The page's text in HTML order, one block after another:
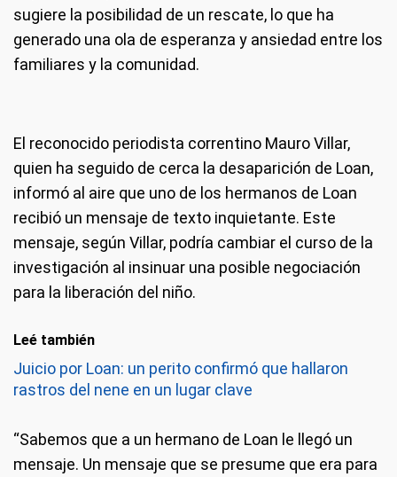
sugiere la posibilidad de un rescate, lo que ha
generado una ola de esperanza y ansiedad entre los
familiares y la comunidad.
El reconocido periodista correntino Mauro Villar,
quien ha seguido de cerca la desaparición de Loan,
informó al aire que uno de los hermanos de Loan
recibió un mensaje de texto inquietante. Este
mensaje, según Villar, podría cambiar el curso de la
investigación al insinuar una posible negociación
para la liberación del niño.
Leé también
Juicio por Loan: un perito confirmó que hallaron
rastros del nene en un lugar clave
“Sabemos que a un hermano de Loan le llegó un
mensaje. Un mensaje que se presume que era para